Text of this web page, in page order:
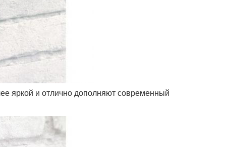
яркой и отлично дополняют современный